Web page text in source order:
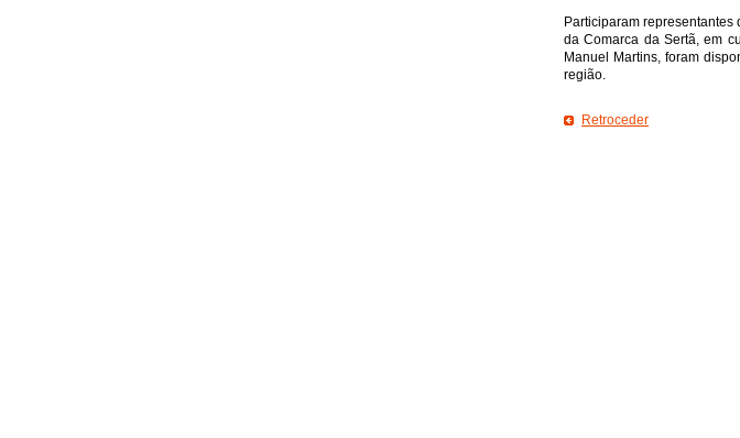
Participaram
da Comarca da Sertã, em
Manuel Martins, foram
região.
Retroceder